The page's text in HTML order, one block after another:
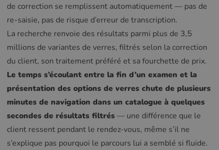
de correction se remplissent automatiquement — pas de
re-saisie, pas de risque d’erreur de transcription.
La recherche renvoie des résultats parmi plus de 3,5
millions de variantes de verres, filtrés selon la correction
du client, son traitement préféré et sa fourchette de prix.
Le temps s’écoulant entre la fin d’un examen et la
présentation des options de verres chute de plusieurs
minutes de navigation dans un catalogue à quelques
secondes de résultats filtrés— une différence que le
client ressent pendant le rendez-vous, même s’il ne
s’explique pas pourquoi le parcours lui a semblé si fluide.